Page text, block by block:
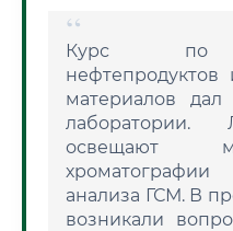
Курс по
материалов
лаборатории.
освещают
анализа ГСМ. В
возникали